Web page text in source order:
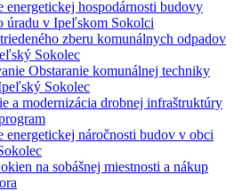
energetickej hospodárnosti budovy
úradu v Ipeľskom Sokolci
zberu komunálnych odpadov
Sokolec
Obstaranie komunálnej techniky
Sokolec
a modernizácia drobnej infraštruktúry
energetickej náročnosti budov v obci
na sobášnej miestnosti a nákup